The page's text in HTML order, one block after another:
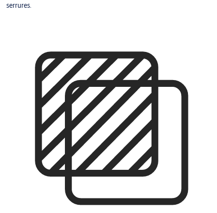
serrures.